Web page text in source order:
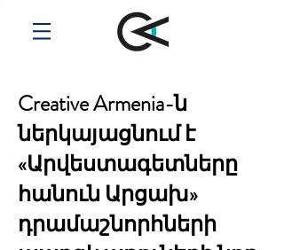
Creative Armenia-ն
ներկայացնում է
«Արվեստագետները
հանուն Արցախ»
դրամաշնորհների